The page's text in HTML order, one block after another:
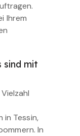
Ihrem
sind mit
Tessin,
In